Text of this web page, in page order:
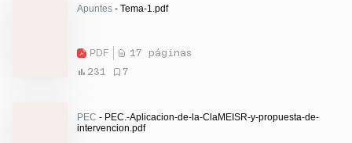
Apuntes - Tema-1.pdf
PDF
17 páginas
231
7
PEC - PEC.-Aplicacion-de-la-ClaMEISR-y-propuesta-de-
intervencion.pdf